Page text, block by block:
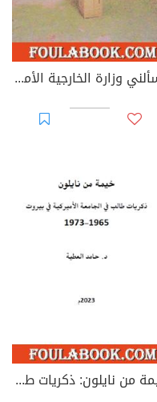
تسألني وزارة الخارجية الأمريكية لم تكره أمريكا؟
خيمة من نايلون: ذكريات طالب في الجامعة الأمريكية في بيروت 1965-1973